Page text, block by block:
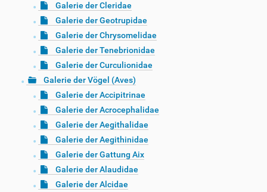
Galerie der Cleridae
Galerie der Geotrupidae
Galerie der Chrysomelidae
Galerie der Tenebrionidae
Galerie der Curculionidae
Galerie der Vögel (Aves)
Galerie der Accipitrinae
Galerie der Acrocephalidae
Galerie der Aegithalidae
Galerie der Aegithinidae
Galerie der Gattung Aix
Galerie der Alaudidae
Galerie der Alcidae